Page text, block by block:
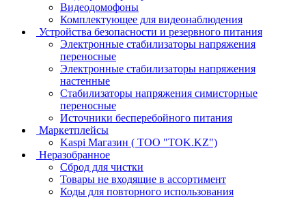
Видеодомофоны
Комплектующее для видеонаблюдения
Устройства безопасности и резервного питания
Электронные стабилизаторы напряжения
переносные
Электронные стабилизаторы напряжения
настенные
Стабилизаторы напряжения симисторные
переносные
Источники бесперебойного питания
Маркетплейсы
Kaspi Магазин ( ТОО "TOK.KZ")
Неразобранное
Сброд для чистки
Товары не входящие в ассортимент
Коды для повторного использования